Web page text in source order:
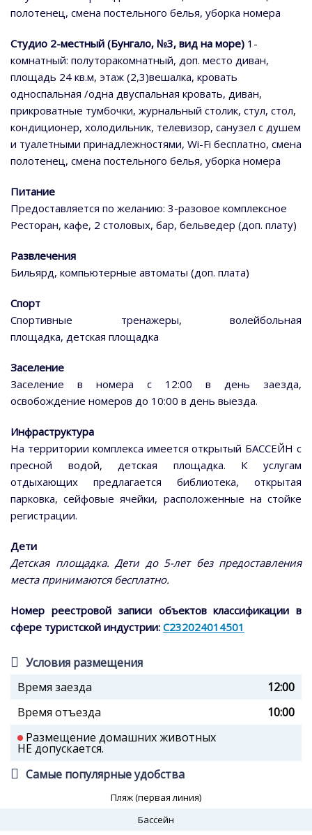
полотенец, смена постельного белья, уборка номера
Студио 2-местный (Бунгало, №3, вид на море) 1-
комнатный: полуторакомнатный, доп. место диван,
площадь 24 кв.м, этаж (2,3)вешалка, кровать
односпальная /одна двуспальная кровать, диван,
прикроватные тумбочки, журнальный столик, стул, стол,
кондиционер, холодильник, телевизор, санузел с душем
и туалетными принадлежностями, Wi-Fi бесплатно, смена
полотенец, смена постельного белья, уборка номера
Питание
Предоставляется по желанию: 3-разовое комплексное
Ресторан, кафе, 2 столовых, бар, бельведер (доп. плату)
Развлечения
Бильярд, компьютерные автоматы (доп. плата)
Спорт
Спортивные тренажеры, волейбольная
площадка, детская площадка
Заселение
Заселение в номера с 12:00 в день заезда,
освобождение номеров до 10:00 в день выезда.
Инфраструктура
На территории комплекса имеется открытый БАССЕЙН с
пресной водой, детская площадка. К услугам
отдыхающих предлагается библиотека, открытая
парковка, сейфовые ячейки, расположенные на стойке
регистрации.
Дети
Детская площадка. Дети до 5-лет без предоставления
места принимаются бесплатно.
Номер реестровой записи объектов классификации в
сфере туристской индустрии: С232024014501
Условия размещения
Время заезда
12:00
Время отъезда
10:00
Размещение домашних животных
НЕ допускается.
Самые популярные удобства
Пляж (первая линия)
Бассейн